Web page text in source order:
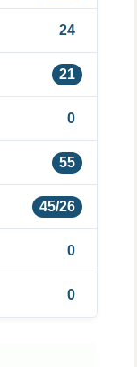
24
21
0
55
45/26
0
0